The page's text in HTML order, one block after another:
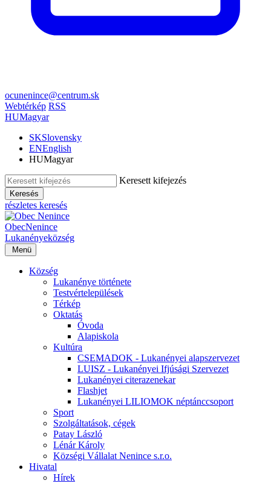
ocunenince@centrum.sk
Webtérkép RSS
HUMagyar
SKSlovensky
ENEnglish
HUMagyar
Keresett kifejezés
Keresés
részletes keresés
ObecNenince
Lukanényeközség
Menü
Község
Lukanénye története
Testvértelepülések
Térkép
Oktatás
Óvoda
Alapiskola
Kultúra
CSEMADOK - Lukanényei alapszervezet
LUISZ - Lukanényei Ifjúsági Szervezet
Lukanényei citerazenekar
Flashjet
Lukanényei LILIOMOK néptánccsoport
Sport
Szolgáltatások, cégek
Patay László
Lénár Károly
Községi Vállalat Nenince s.r.o.
Hivatal
Hírek